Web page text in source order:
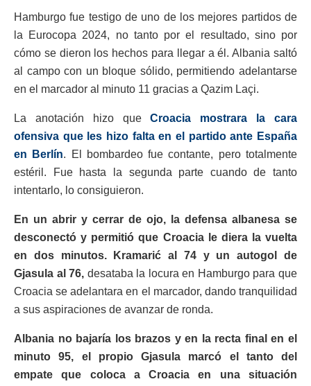
Hamburgo fue testigo de uno de los mejores partidos de
la Eurocopa 2024, no tanto por el resultado, sino por
cómo se dieron los hechos para llegar a él. Albania saltó
al campo con un bloque sólido, permitiendo adelantarse
en el marcador al minuto 11 gracias a Qazim Laçi.
La anotación hizo queCroacia mostrara la cara
ofensiva que les hizo falta en el partido ante España
en Berlín. El bombardeo fue contante, pero totalmente
estéril. Fue hasta la segunda parte cuando de tanto
intentarlo, lo consiguieron.
En un abrir y cerrar de ojo, la defensa albanesa se
desconectó y permitió que Croacia le diera la vuelta
en dos minutos. Kramarić al 74 y un autogol de
Gjasula al 76, desataba la locura en Hamburgo para que
Croacia se adelantara en el marcador, dando tranquilidad
a sus aspiraciones de avanzar de ronda.
Albania no bajaría los brazos y en la recta final en el
minuto 95, el propio Gjasula marcó el tanto del
empate que coloca a Croacia en una situación